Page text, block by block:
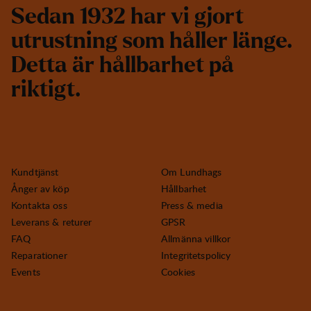
Sedan 1932 har vi gjort
utrustning som håller länge.
Detta är hållbarhet på
riktigt.
Kundtjänst
Ånger av köp
Kontakta oss
Leverans & returer
FAQ
Reparationer
Events
Om Lundhags
Hållbarhet
Press & media
GPSR
Allmänna villkor
Integritetspolicy
Cookies